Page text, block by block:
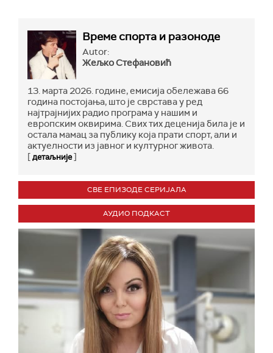
Време спорта и разоноде
Autor:
Жељко Стефановић
13. марта 2026. године, емисија обележава 66
година постојања, што је сврстава у ред
најтрајнијих радио програма у нашим и
европским оквирима. Свих тих деценија била је и
остала мамац за публику која прати спорт, али и
актуелности из јавног и културног живота.
[детаљније]
СВЕ ЕПИЗОДЕ СЕРИЈАЛА
АУДИО ПОДКАСТ